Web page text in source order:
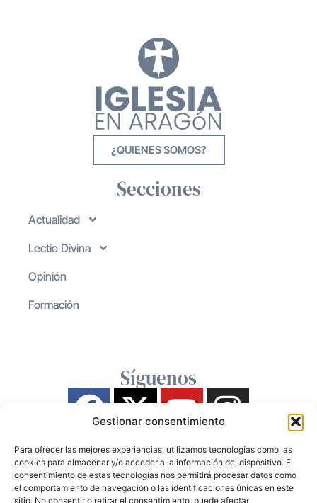
Gestionar consentimiento
Para ofrecer las mejores experiencias, utilizamos tecnologías como las
cookies para almacenar y/o acceder a la información del dispositivo. El
consentimiento de estas tecnologías nos permitirá procesar datos como
el comportamiento de navegación o las identificaciones únicas en este
sitio. No consentir o retirar el consentimiento, puede afectar
¿QUIENES SOMOS?
Secciones
Actualidad
Lectio Divina
Opinión
Formación
Síguenos